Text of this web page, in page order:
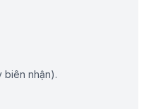
biên nhận).